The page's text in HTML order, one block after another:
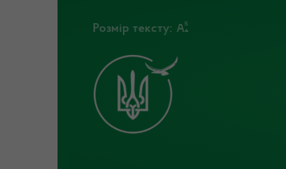
Розмір тексту: